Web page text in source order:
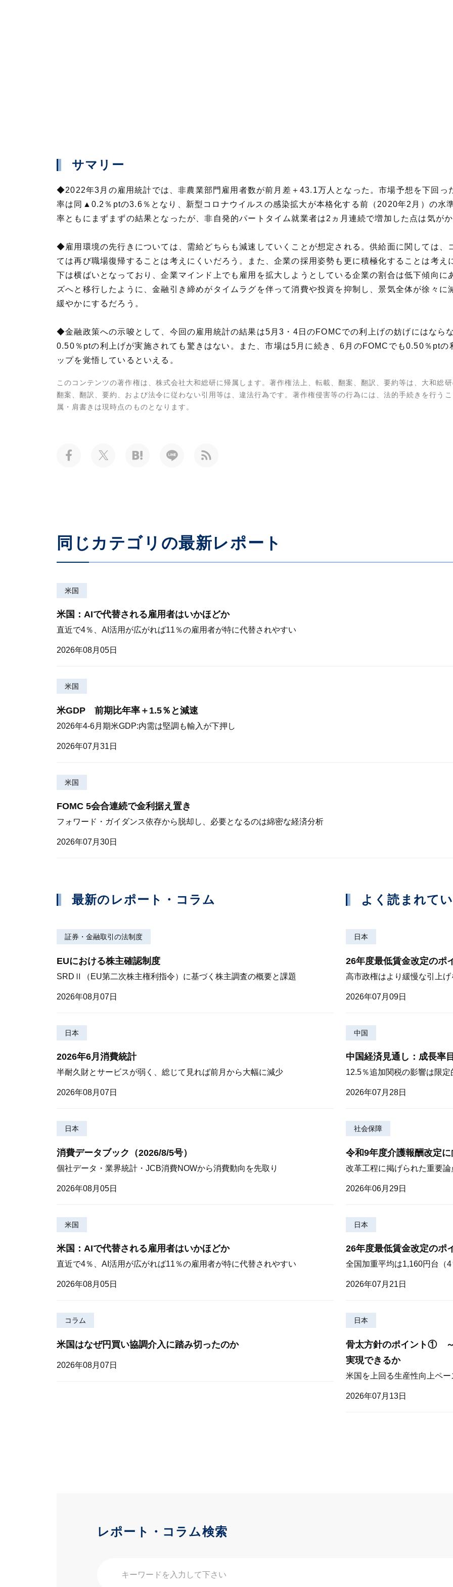
サマリー
◆2022年3月の雇用統計では、非農業部門雇用者数が前月差＋43.1万人となった。市場予想を下回っ
率は同▲0.2％ptの3.6％となり、新型コロナウイルスの感染拡大が本格化する前（2020年2月）の水
率ともにまずまずの結果となったが、非自発的パートタイム就業者は2ヵ月連続で増加した点は気がか
◆雇用環境の先行きについては、需給どちらも減速していくことが想定される。供給面に関しては、
ては再び職場復帰することは考えにくいだろう。また、企業の採用姿勢も更に積極化することは考え
下は横ばいとなっており、企業マインド上でも雇用を拡大しようとしている企業の割合は低下傾向
ズへと移行したように、金融引き締めがタイムラグを伴って消費や投資を抑制し、景気全体が徐々
緩やかにするだろう。
◆金融政策への示唆として、今回の雇用統計の結果は5月3・4日のFOMCでの利上げの妨げにはなら
0.50％ptの利上げが実施されても驚きはない。また、市場は5月に続き、6月のFOMCでも0.50％ptの
ップを覚悟しているといえる。
このコンテンツの著作権は、株式会社大和総研に帰属します。著作権法上、転載、翻案、翻訳、要約等は、大和総
翻案、翻訳、要約、および法令に従わない引用等は、違法行為です。著作権侵害等の行為には、法的手続きを行う
属・肩書きは現時点のものとなります。
同じカテゴリの最新レポート
米国
米国：AIで代替される雇用者はいかほどか
直近で4％、AI活用が広がれば11％の雇用者が特に代替されやすい
2026年08月05日
米国
米GDP 前期比年率＋1.5％と減速
2026年4-6月期米GDP:内需は堅調も輸入が下押し
2026年07月31日
米国
FOMC 5会合連続で金利据え置き
フォワード・ガイダンス依存から脱却し、必要となるのは綿密な経済分析
2026年07月30日
最新のレポート・コラム
証券・金融取引の法制度
EUにおける株主確認制度
SRDⅡ（EU第二次株主権利指令）に基づく株主調査の概要と課題
2026年08月07日
日本
2026年6月消費統計
半耐久財とサービスが弱く、総じて見れば前月から大幅に減少
2026年08月07日
日本
消費データブック（2026/8/5号）
個社データ・業界統計・JCB消費NOWから消費動向を先取り
2026年08月05日
米国
米国：AIで代替される雇用者はいかほどか
直近で4％、AI活用が広がれば11％の雇用者が特に代替されやすい
2026年08月05日
コラム
米国はなぜ円買い協調介入に踏み切ったのか
2026年08月07日
よく読まれて
日本
26年度最低賃金改定のポ
高市政権はより緩慢な引上
2026年07月09日
中国
中国経済見通し：成長率
12.5％追加関税の影響は限
2026年07月28日
社会保障
令和9年度介護報酬改定
改革工程に掲げられた重要
2026年06月29日
日本
26年度最低賃金改定のポ
全国加重平均は1,160円台（
2026年07月21日
日本
骨太方針のポイント① ～
実現できるか
米国を上回る生産性向上ペ
2026年07月13日
レポート・コラム検索